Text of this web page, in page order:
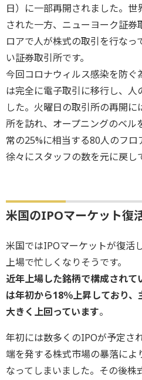
日）に一部再開されました。
された一方、ニューヨーク証券
ロアで人が株式の取引を行なっ
い証券取引所です。
今回コロナウィルス感染を防
は完全に電子取引に移行し、人
した。火曜日の取引所の再開に
所を訪れ、オープニングのベル
常の25%に相当する80人のフロ
徐々にスタッフの数を元に戻し
米国のIPOマーケット復
米国ではIPOマーケットが復活
上場で忙しくなりそうです。
近年上場した銘柄で構成され
は年初から18％上昇しており
大きく上回っています。
年初には数多くのIPOが予定さ
端を発する株式市場の暴落によ
なってしまいました。その後株